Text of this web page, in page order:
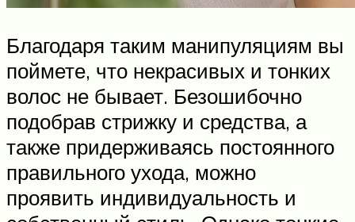
Благодаря таким манипуляциям вы
поймете, что некрасивых и тонких
волос не бывает. Безошибочно
подобрав стрижку и средства, а
также придерживаясь постоянного
правильного ухода, можно
проявить индивидуальность и